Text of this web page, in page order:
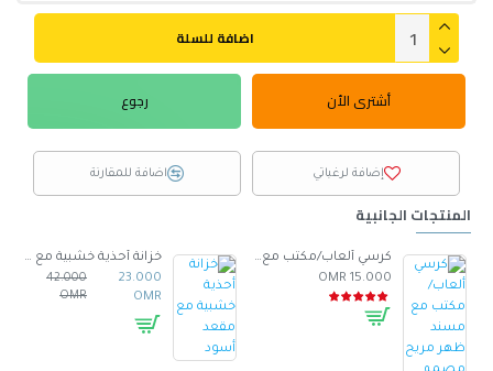
اضافة للسلة
أشترى الأن رجوع
إضافة لرغباتي اضافة للمقارنة
المنتجات الجانبية
كرسي ألعاب/مكتب مع مسند ظهر مريح مصمم لراحة فائقة مع مقعد قابل للتعديل أسود 100 x 60 x 48سم
15.000 OMR
خزانة أحذية خشبية مع مقعد أسود
23.000
OMR
42.000
OMR